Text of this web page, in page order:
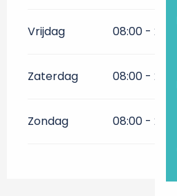
Vrijdag 08:00 - 21:00
Zaterdag 08:00 - 21:00
Zondag 08:00 - 21:00